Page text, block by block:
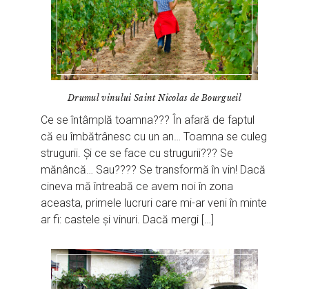
Drumul vinului Saint Nicolas de Bourgueil
Ce se întâmplă toamna??? În afară de faptul
că eu îmbătrânesc cu un an… Toamna se culeg
strugurii. Și ce se face cu strugurii??? Se
mănâncă… Sau???? Se transformă în vin! Dacă
cineva mă întreabă ce avem noi în zona
aceasta, primele lucruri care mi-ar veni în minte
ar fi: castele și vinuri. Dacă mergi […]